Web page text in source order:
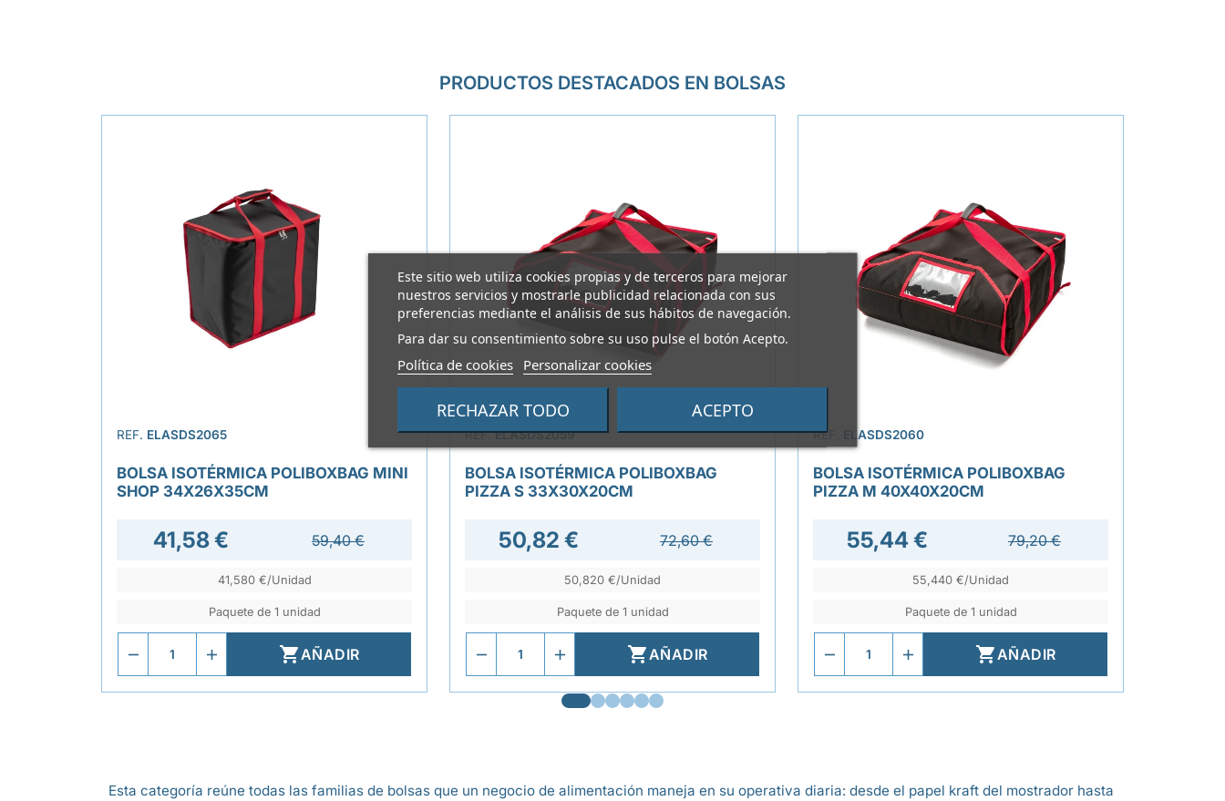
Este sitio web utiliza cookies propias y de terceros para mejorar
nuestros servicios y mostrarle publicidad relacionada con sus
preferencias mediante el análisis de sus hábitos de navegación.
Para dar su consentimiento sobre su uso pulse el botón Acepto.
Política de cookies Personalizar cookies
RECHAZAR TODO ACEPTO
PRODUCTOS DESTACADOS EN BOLSAS
REF. ELASDS2065
BOLSA ISOTÉRMICA POLIBOXBAG MINI
SHOP 34X26X35CM
41,58 € 59,40 €
41,580 €/Unidad
Paquete de 1 unidad
AÑADIR
REF.ELASDS2059
BOLSA ISOTÉRMICA POLIBOXBAG
PIZZA S 33X30X20CM
50,82 € 72,60 €
50,820 €/Unidad
Paquete de 1 unidad
AÑADIR
REF. ELASDS2060
BOLSA ISOTÉRMICA POLIBOXBAG
PIZZA M 40X40X20CM
55,44 € 79,20 €
55,440 €/Unidad
Paquete de 1 unidad
AÑADIR
Esta categoría reúne todas las familias de bolsas que un negocio de alimentación maneja en su operativa diaria: desde el papel kraft del mostrador hasta